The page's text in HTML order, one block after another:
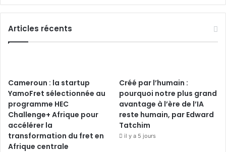
Articles récents
Cameroun : la startup
YamoFret sélectionnée au
programme HEC
Challenge+ Afrique pour
accélérer la
transformation du fret en
Afrique centrale
Créé par l’humain :
pourquoi notre plus grand
avantage à l’ère de l’IA
reste humain, par Edward
Tatchim
il y a 5 jours